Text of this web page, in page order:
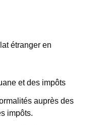
étranger en
et des impôts
auprès des
impôts.